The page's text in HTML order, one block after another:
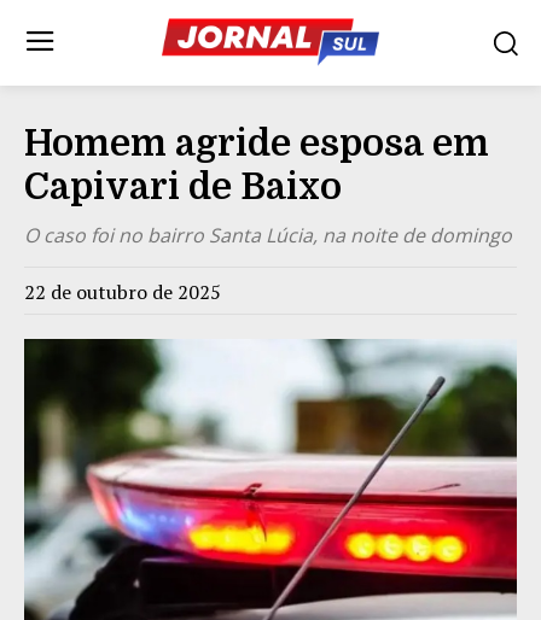
Homem agride esposa em
Capivari de Baixo
O caso foi no bairro Santa Lúcia, na noite de domingo
22 de outubro de 2025